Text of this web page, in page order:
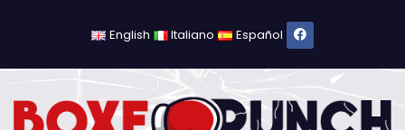
English Italiano Español